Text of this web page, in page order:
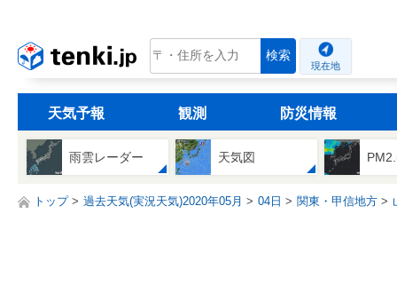
tenki.jp 検索
現在地
天気予報 観測 防災情報
雨雲レーダー 天気図
トップ 過去天気(実況天気)2020年05月 04日 関東・甲信地方